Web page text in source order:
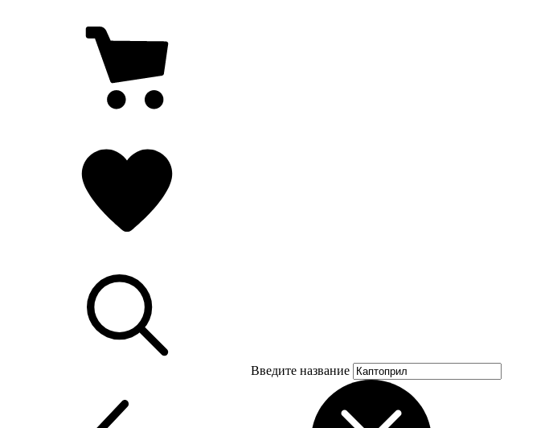
Введите название